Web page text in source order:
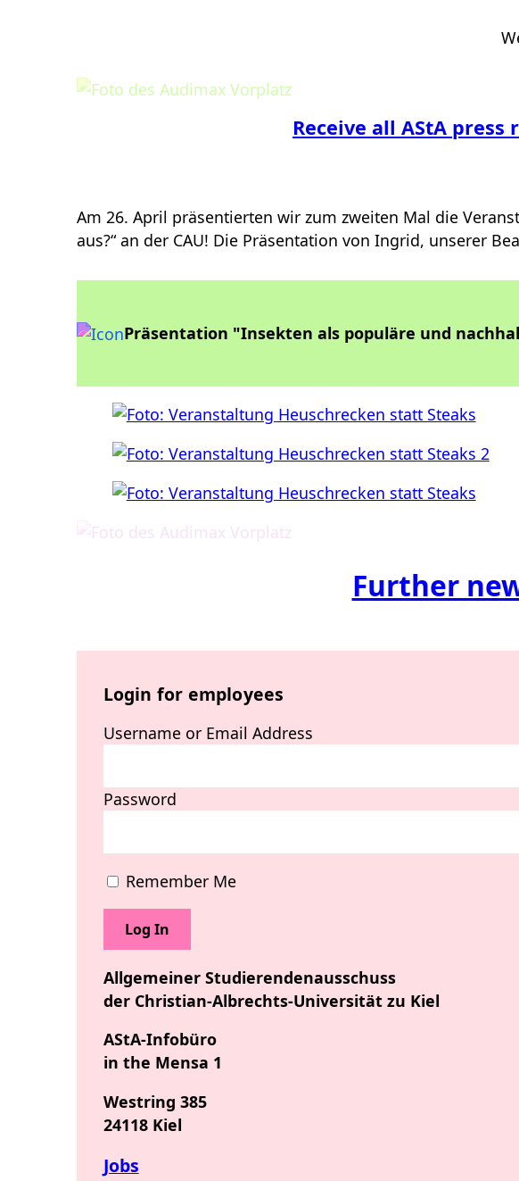
Receive all AStA
Am 26. April präsentierten wir zum zweiten Mal die
aus?“ an der CAU! Die Präsentation von Ingrid, unserer
Präsentation "Insekten als populäre und
Further
Login for employees
Username or Email Address
Password
Remember Me
Allgemeiner Studierendenausschuss
der Christian-Albrechts-Universität zu Kiel
AStA-Infobüro
in the Mensa 1
Westring 385
24118 Kiel
Jobs